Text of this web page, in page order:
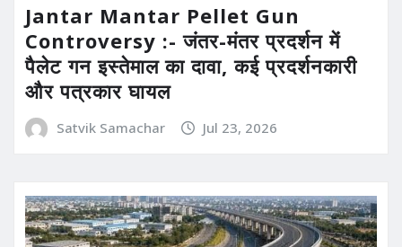
Jantar Mantar Pellet Gun
Controversy :- जंतर-मंतर प्रदर्शन में
पैलेट गन इस्तेमाल का दावा, कई प्रदर्शनकारी
और पत्रकार घायल
Satvik Samachar Jul 23, 2026